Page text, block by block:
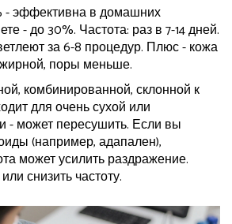
- эффективна в домашних
- до 30%. Частота: раз в 7-14 дней.
за 6-8 процедур. Плюс - кожа
поры меньше.
комбинированной, склонной к
для очень сухой или
- может пересушить. Если вы
(например, адапален),
может усилить раздражение.
снизить частоту.